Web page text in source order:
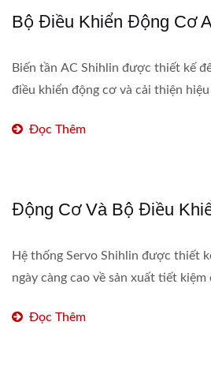
Bộ Điều Khiển Động Cơ
Biến tần AC Shihlin được thiết kế
điều khiển động cơ và cải thiện
Đọc Thêm
Động Cơ Và Bộ Điều
Hệ thống Servo Shihlin được thiết
ngày càng cao về sản xuất tiết
Đọc Thêm